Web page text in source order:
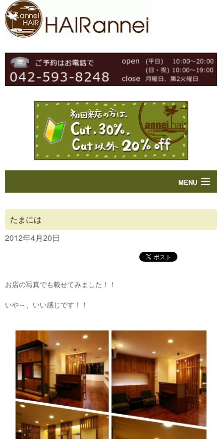
MENU
Concept
Blog
Contact
たまには
2012年4月20日
お店の写真でも載せてみました！！
いや～、いい感じです！！